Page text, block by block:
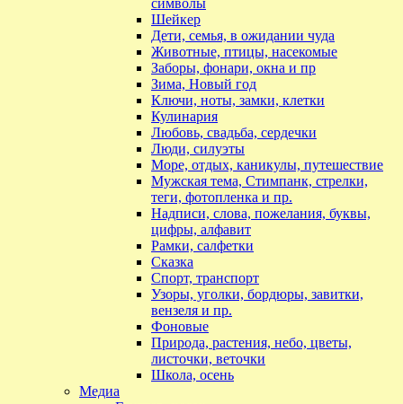
Шейкер
Дети, семья, в ожидании чуда
Животные, птицы, насекомые
Заборы, фонари, окна и пр
Зима, Новый год
Ключи, ноты, замки, клетки
Кулинария
Любовь, свадьба, сердечки
Люди, силуэты
Море, отдых, каникулы, путешествие
Мужская тема, Стимпанк, стрелки,
теги, фотопленка и пр.
Надписи, слова, пожелания, буквы,
цифры, алфавит
Рамки, салфетки
Сказка
Спорт, транспорт
Узоры, уголки, бордюры, завитки,
вензеля и пр.
Фоновые
Природа, растения, небо, цветы,
листочки, веточки
Школа, осень
Медиа